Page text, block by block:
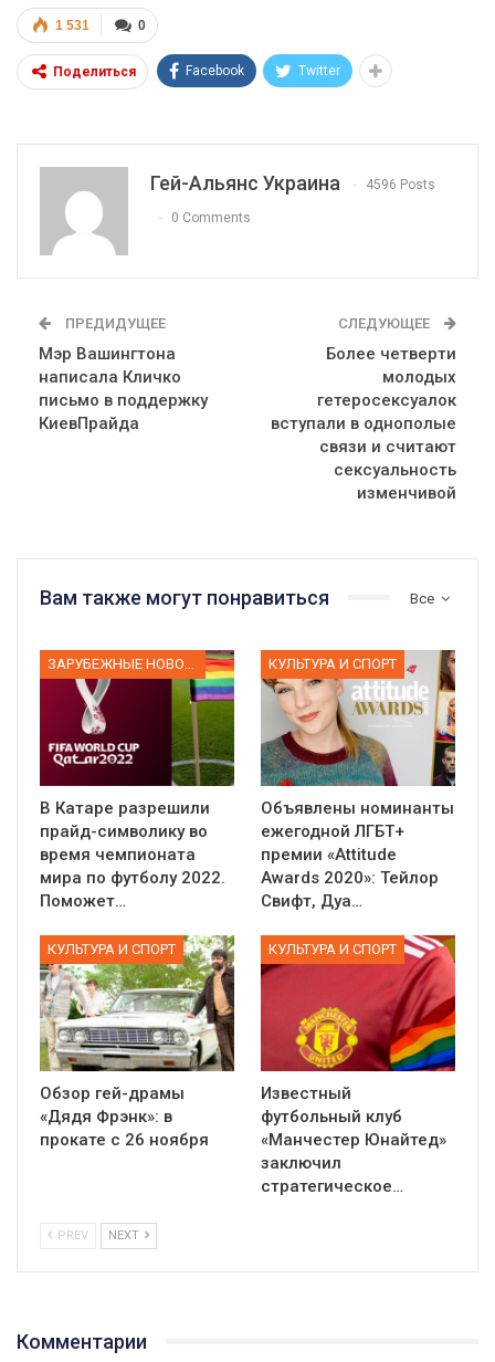
0
1 531
Поделиться Facebook Twitter
Гей-Альянс Украина 4596 Posts
0 Comments
ПРЕДИДУЩЕЕ
Мэр Вашингтона
написала Кличко
письмо в поддержку
КиевПрайда
СЛЕДУЮЩЕЕ
Более четверти
молодых
гетеросексуалок
вступали в однополые
связи и считают
сексуальность
изменчивой
Все
Вам также могут понравиться
В Катаре разрешили
прайд-символику во
время чемпионата
мира по футболу 2022.
Поможет…
КУЛЬТУРА И СПОРТ
Объявлены номинанты
ежегодной ЛГБТ+
премии «Attitude
Awards 2020»: Тейлор
Свифт, Дуа…
КУЛЬТУРА И СПОРТ
Обзор гей-драмы
«Дядя Фрэнк»: в
прокате с 26 ноября
КУЛЬТУРА И СПОРТ
Известный
футбольный клуб
«Манчестер Юнайтед»
заключил
стратегическое…
PREV NEXT
Комментарии